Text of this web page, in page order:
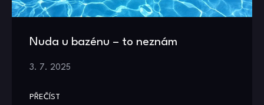
Nuda u bazénu – to neznám
3. 7. 2025
PŘEČÍST